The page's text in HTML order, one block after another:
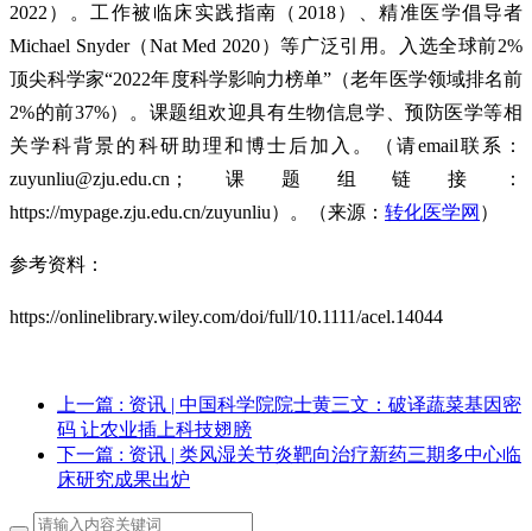
2022）。工作被临床实践指南（2018）、精准医学倡导者
Michael Snyder（Nat Med 2020）等广泛引用。入选全球前2%
顶尖科学家“2022年度科学影响力榜单”（老年医学领域排名前
2%的前37%）。课题组欢迎具有生物信息学、预防医学等相
关学科背景的科研助理和博士后加入。（请email联系：
zuyunliu@zju.edu.cn；课题组链接：
https://mypage.zju.edu.cn/zuyunliu）。（来源： 转化医学网 ）
参考资料：
https://onlinelibrary.wiley.com/doi/full/10.1111/acel.14044
上一篇 : 资讯 | 中国科学院院士黄三文：破译蔬菜基因密
码 让农业插上科技翅膀
下一篇 : 资讯 | 类风湿关节炎靶向治疗新药三期多中心临
床研究成果出炉